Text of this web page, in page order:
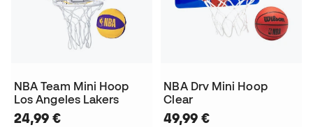
NBA Team Mini Hoop
Los Angeles Lakers
24,99 €
NBA Drv Mini Hoop
Clear
49,99 €